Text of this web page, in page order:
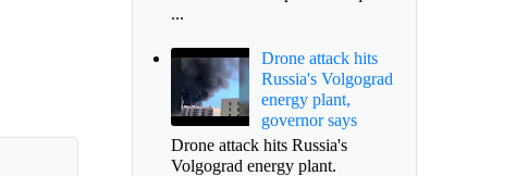
...
Drone attack hits
Russia's Volgograd
energy plant,
governor says
Drone attack hits Russia's
Volgograd energy plant.